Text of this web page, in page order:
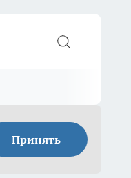
Принять